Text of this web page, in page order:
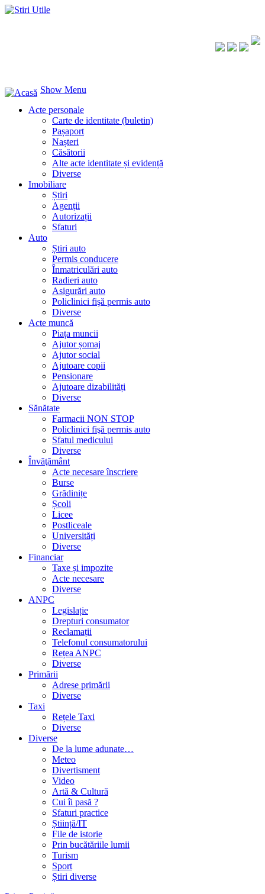
Show Menu
Acte personale
Carte de identitate (buletin)
Pașaport
Nașteri
Căsătorii
Alte acte identitate și evidență
Diverse
Imobiliare
Știri
Agenții
Autorizații
Sfaturi
Auto
Știri auto
Permis conducere
Înmatriculări auto
Radieri auto
Asigurări auto
Policlinici fişă permis auto
Diverse
Acte muncă
Piața muncii
Ajutor șomaj
Ajutor social
Ajutoare copii
Pensionare
Ajutoare dizabilități
Diverse
Sănătate
Farmacii NON STOP
Policlinici fişă permis auto
Sfatul medicului
Diverse
Învăţământ
Acte necesare înscriere
Burse
Grădinițe
Școli
Licee
Postliceale
Universități
Diverse
Financiar
Taxe și impozite
Acte necesare
Diverse
ANPC
Legislație
Drepturi consumator
Reclamații
Telefonul consumatorului
Rețea ANPC
Diverse
Primării
Adrese primării
Diverse
Taxi
Rețele Taxi
Diverse
Diverse
De la lume adunate…
Meteo
Divertisment
Video
Artă & Cultură
Cui îi pasă ?
Sfaturi practice
Știință/IT
File de istorie
Prin bucătăriile lumii
Turism
Sport
Știri diverse